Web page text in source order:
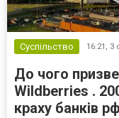
Суспільство 16:21, 3
До чого
Wildberries .
краху банків рф